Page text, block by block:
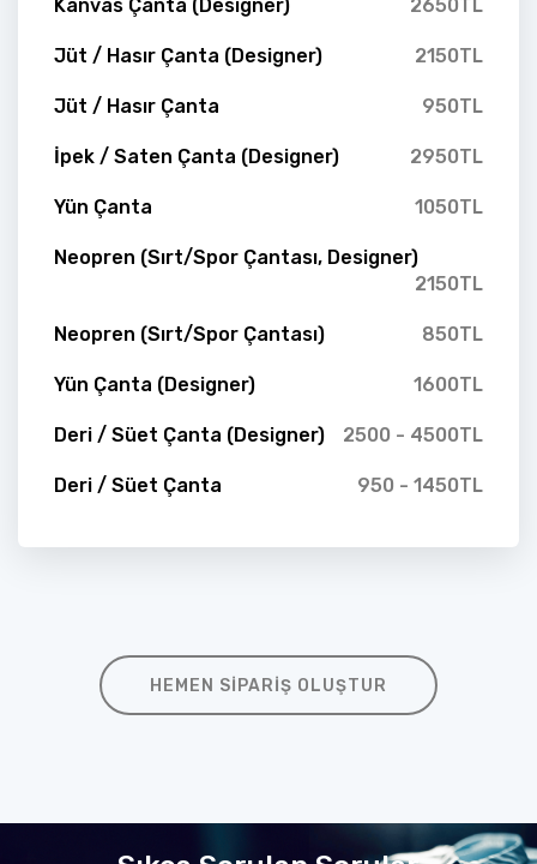
Kanvas Çanta (Designer) 2650TL
Jüt / Hasır Çanta (Designer) 2150TL
Jüt / Hasır Çanta 950TL
İpek / Saten Çanta (Designer) 2950TL
Yün Çanta 1050TL
Neopren (Sırt/Spor Çantası, Designer)
2150TL
Neopren (Sırt/Spor Çantası) 850TL
Yün Çanta (Designer) 1600TL
Deri / Süet Çanta (Designer) 2500 - 4500TL
Deri / Süet Çanta 950 - 1450TL
HEMEN SIPARIŞ OLUŞTUR